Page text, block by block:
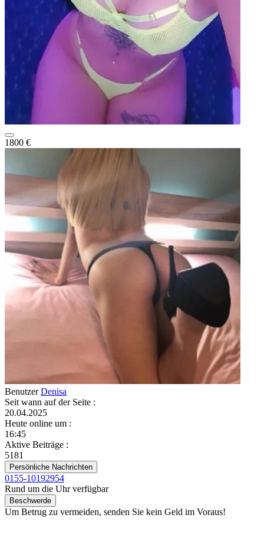
1800 €
BenutzerDenisa
Seit wann auf der Seite :
20.04.2025
Heute online um :
16:45
Aktive Beiträge :
5181
Persönliche Nachrichten
0155-10192954
Rund um die Uhr verfügbar
Beschwerde
Um Betrug zu vermeiden, senden Sie kein Geld im Voraus!